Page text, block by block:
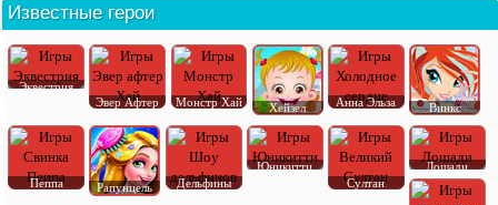
Известные герои
Эквестрия
Эвер Афтер
Монстр Хай Хейзел Анна Эльза Винкс
Пеппа Рапунцель Дельфины
Юникитти
Султан
Лошади